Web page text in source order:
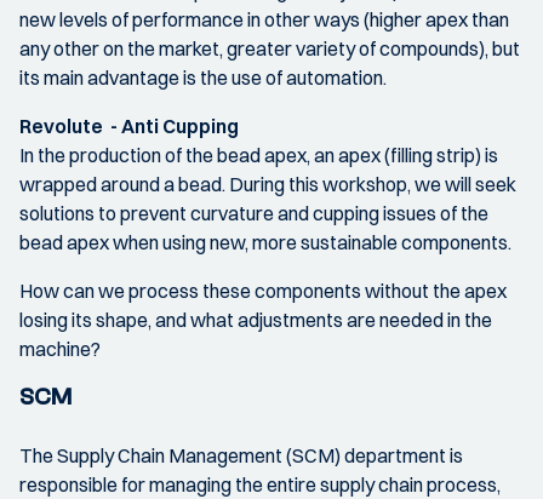
new levels of performance in other ways (higher apex than
any other on the market, greater variety of compounds), but
its main advantage is the use of automation.
Revolute - Anti Cupping
In the production of the bead apex, an apex (filling strip) is
wrapped around a bead. During this workshop, we will seek
solutions to prevent curvature and cupping issues of the
bead apex when using new, more sustainable components.
How can we process these components without the apex
losing its shape, and what adjustments are needed in the
machine?
SCM
The Supply Chain Management (SCM) department is
responsible for managing the entire supply chain process,